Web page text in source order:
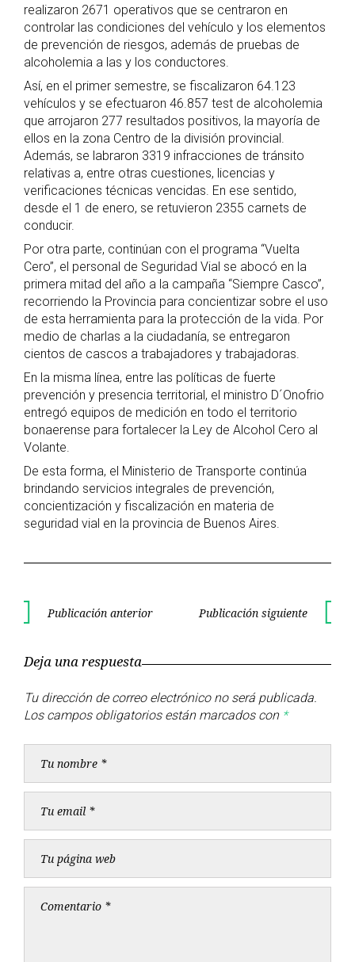
realizaron 2671 operativos que se centraron en
controlar las condiciones del vehículo y los elementos
de prevención de riesgos, además de pruebas de
alcoholemia a las y los conductores.
Así, en el primer semestre, se fiscalizaron 64.123
vehículos y se efectuaron 46.857 test de alcoholemia
que arrojaron 277 resultados positivos, la mayoría de
ellos en la zona Centro de la división provincial.
Además, se labraron 3319 infracciones de tránsito
relativas a, entre otras cuestiones, licencias y
verificaciones técnicas vencidas. En ese sentido,
desde el 1 de enero, se retuvieron 2355 carnets de
conducir.
Por otra parte, continúan con el programa “Vuelta
Cero”, el personal de Seguridad Vial se abocó en la
primera mitad del año a la campaña “Siempre Casco”,
recorriendo la Provincia para concientizar sobre el uso
de esta herramienta para la protección de la vida. Por
medio de charlas a la ciudadanía, se entregaron
cientos de cascos a trabajadores y trabajadoras.
En la misma línea, entre las políticas de fuerte
prevención y presencia territorial, el ministro D´Onofrio
entregó equipos de medición en todo el territorio
bonaerense para fortalecer la Ley de Alcohol Cero al
Volante.
De esta forma, el Ministerio de Transporte continúa
brindando servicios integrales de prevención,
concientización y fiscalización en materia de
seguridad vial en la provincia de Buenos Aires.
Navegación
entradas
Publicación anterior Publicación siguiente
Deja una respuesta
Tu dirección de correo electrónico no será publicada.
Los campos obligatorios están marcados con *